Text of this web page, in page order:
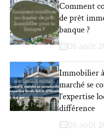
Comment
de prêt
banque ?
06 août
Immobilier
marché se
l’expertise
différence
06 août